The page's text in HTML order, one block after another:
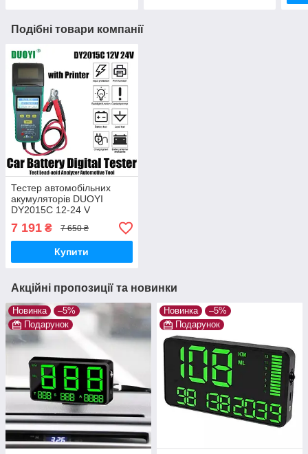
Подібні товари компанії
Тестер автомобільних
акумуляторів DUOYI
DY2015C 12-24 V
(принтер) Battery Tester
аналізатор акб
7 191 ₴ 7 650 ₴
Купити
Акційні пропозиції та новинки
Новинка
–5%
Подарунок
Новинка
–5%
Подарунок